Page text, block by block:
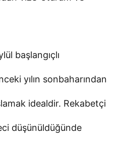
başlangıçlı
yılın sonbaharından
idealdir. Rekabetçi
düşünüldüğünde